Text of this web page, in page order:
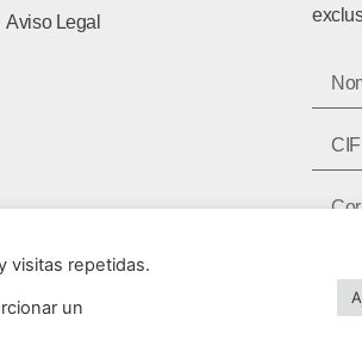
Aviso Legal
visitas repetidas.
un